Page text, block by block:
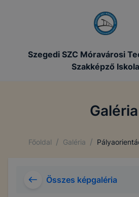
Szegedi SZC Móravárosi
Szakképző Iskola
Galéria
Főoldal / Galéria /
Összes képgaléria